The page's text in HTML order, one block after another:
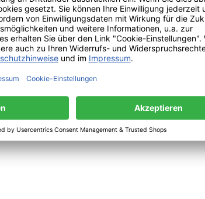
reagieren. Auf einem
vermeiden und nicht einatmen.